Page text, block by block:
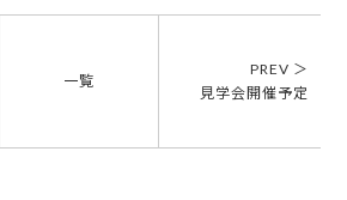
一覧
PREV ＞
見学会開催予定